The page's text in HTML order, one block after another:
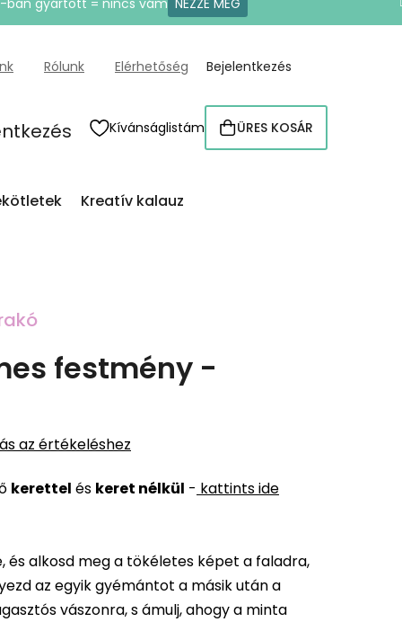
ban gyártott = nincs vám NÉZZE MEG
Rólunk Elérhetőség Bejelentkezés
Kívánságlistám KOSÁR
ÜRES KOSÁR
Kreatív kalauz
festmény -
az értékeléshez
kerettel és keret nélkül - kattints ide
és alkosd meg a tökéletes képet a faladra,
az egyik gyémántot a másik után a
vászonra, s ámulj, ahogy a minta